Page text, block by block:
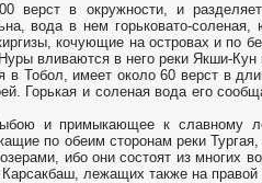
верст в окружности, и
вода в нем горьковато-
кочующие на островах и по
вливаются в него реки Якши-
в Тобол, имеет около 60 верст в
Горькая и соленая вода его
и примыкающее к славному
по обеим сторонам реки Тургая,
ибо они состоят из многих
лежащих также на правой